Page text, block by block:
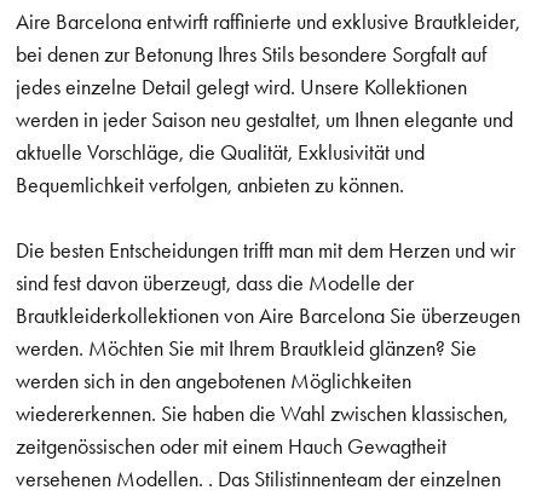
Aire Barcelona entwirft raffinierte und exklusive Brautkleider,
bei denen zur Betonung Ihres Stils besondere Sorgfalt auf
jedes einzelne Detail gelegt wird. Unsere Kollektionen
werden in jeder Saison neu gestaltet, um Ihnen elegante und
aktuelle Vorschläge, die Qualität, Exklusivität und
Bequemlichkeit verfolgen, anbieten zu können.
Die besten Entscheidungen trifft man mit dem Herzen und wir
sind fest davon überzeugt, dass die Modelle der
Brautkleiderkollektionen von Aire Barcelona Sie überzeugen
werden. Möchten Sie mit Ihrem Brautkleid glänzen? Sie
werden sich in den angebotenen Möglichkeiten
wiedererkennen. Sie haben die Wahl zwischen klassischen,
zeitgenössischen oder mit einem Hauch Gewagtheit
versehenen Modellen. . Das Stilistinnenteam der einzelnen